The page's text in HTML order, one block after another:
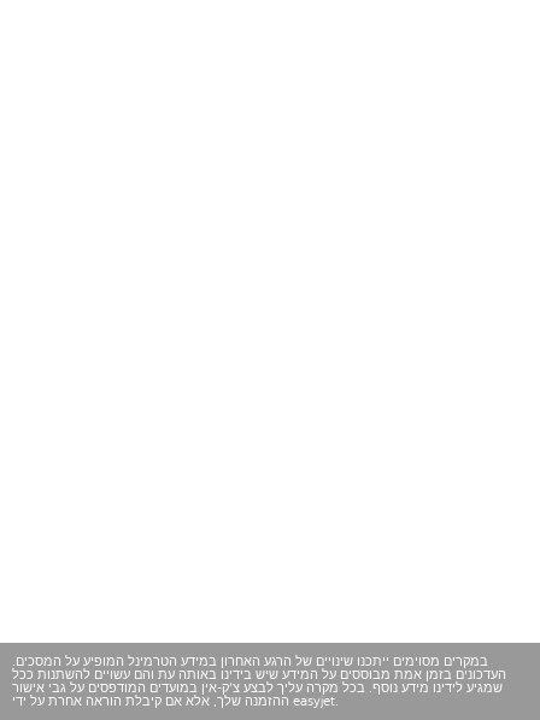
במקרים מסוימים ייתכנו שינויים של הרגע האחרון במידע הטרמינל המופיע על המסכים.
העדכונים בזמן אמת מבוססים על המידע שיש בידינו באותה עת והם עשויים להשתנות ככל
שמגיע לידינו מידע נוסף. בכל מקרה עליך לבצע צ'ק-אין במועדים המודפסים על גבי אישור
ההזמנה שלך, אלא אם קיבלת הוראה אחרת על ידי easyjet.